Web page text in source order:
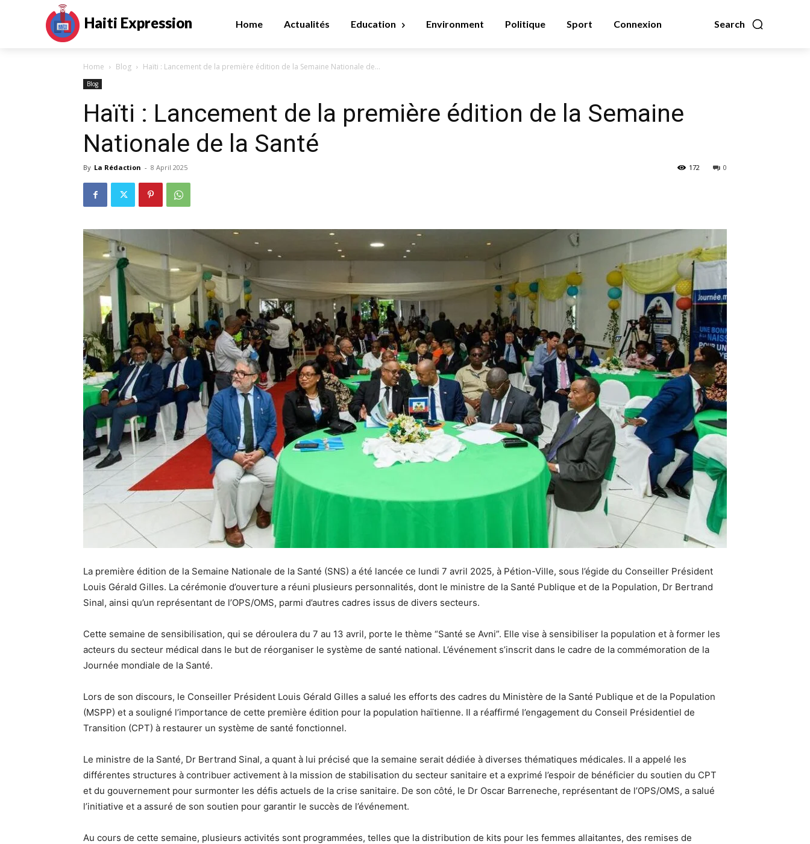
Haiti Expression Search
Home Actualités Education Environment Politique Sport Connexion
Home Blog Haïti : Lancement de la première édition de la Semaine Nationale de...
Blog
Haïti : Lancement de la première édition de la Semaine
Nationale de la Santé
By La Rédaction - 8 April 2025 0
172
La première édition de la Semaine Nationale de la Santé (SNS) a été lancée ce lundi 7 avril 2025, à Pétion-Ville, sous l’égide du Conseiller Président
Louis Gérald Gilles. La cérémonie d’ouverture a réuni plusieurs personnalités, dont le ministre de la Santé Publique et de la Population, Dr Bertrand
Sinal, ainsi qu’un représentant de l’OPS/OMS, parmi d’autres cadres issus de divers secteurs.
Cette semaine de sensibilisation, qui se déroulera du 7 au 13 avril, porte le thème “Santé se Avni”. Elle vise à sensibiliser la population et à former les
acteurs du secteur médical dans le but de réorganiser le système de santé national. L’événement s’inscrit dans le cadre de la commémoration de la
Journée mondiale de la Santé.
Lors de son discours, le Conseiller Président Louis Gérald Gilles a salué les efforts des cadres du Ministère de la Santé Publique et de la Population
(MSPP) et a souligné l’importance de cette première édition pour la population haïtienne. Il a réaffirmé l’engagement du Conseil Présidentiel de
Transition (CPT) à restaurer un système de santé fonctionnel.
Le ministre de la Santé, Dr Bertrand Sinal, a quant à lui précisé que la semaine serait dédiée à diverses thématiques médicales. Il a appelé les
différentes structures à contribuer activement à la mission de stabilisation du secteur sanitaire et a exprimé l’espoir de bénéficier du soutien du CPT
et du gouvernement pour surmonter les défis actuels de la crise sanitaire. De son côté, le Dr Oscar Barreneche, représentant de l’OPS/OMS, a salué
l’initiative et a assuré de son soutien pour garantir le succès de l’événement.
Au cours de cette semaine, plusieurs activités sont programmées, telles que la distribution de kits pour les femmes allaitantes, des remises de